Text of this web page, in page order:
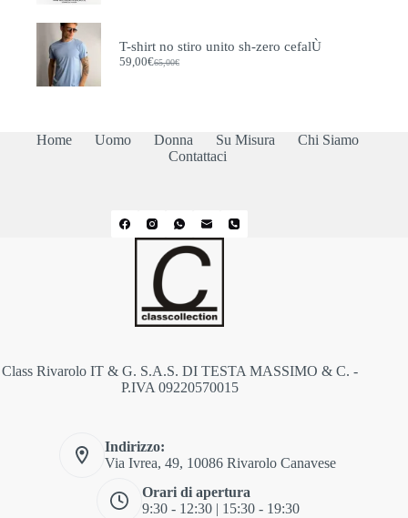
T-shirt no stiro unito sh-zero cefalÙ
65,00€
Il
59,00€
Il
Home Uomo Donna Su Misura
Chi Siamo
Contattaci
Class Rivarolo IT & G. S.A.S. DI TESTA MASSIMO & C. -
P.IVA 09220570015
Indirizzo:
Via Ivrea, 49, 10086 Rivarolo Canavese
Orari di apertura
9:30 - 12:30 | 15:30 - 19:30